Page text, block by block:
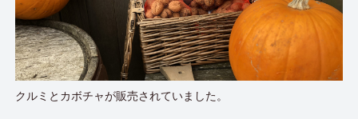
クルミとカボチャが販売されていました。